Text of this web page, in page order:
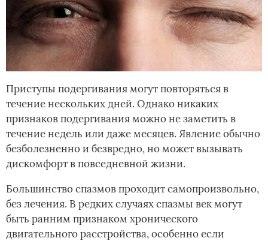
Приступы подергивания могут повторяться в
течение нескольких дней. Однако никаких
признаков подергивания можно не заметить в
течение недель или даже месяцев. Явление обычно
безболезненно и безвредно, но может вызывать
дискомфорт в повседневной жизни.
Большинство спазмов проходит самопроизвольно,
без лечения. В редких случаях спазмы век могут
быть ранним признаком хронического
двигательного расстройства, особенно если